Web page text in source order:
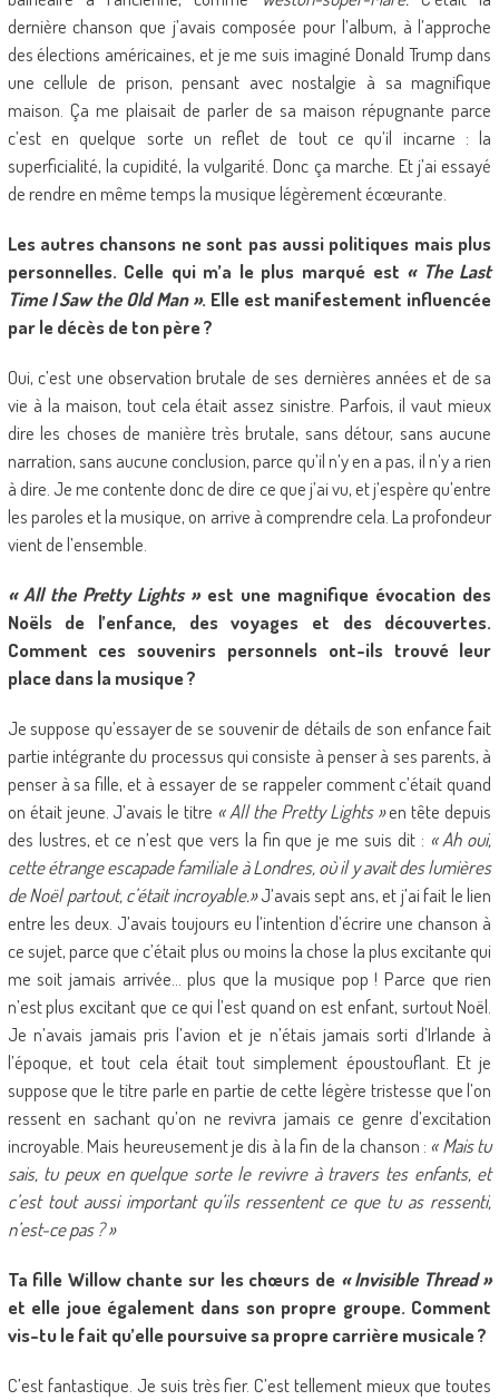
dernière chanson que j’avais composée pour l’album, à l’approche
des élections américaines, et je me suis imaginé Donald Trump dans
une cellule de prison, pensant avec nostalgie à sa magnifique
maison. Ça me plaisait de parler de sa maison répugnante parce
c’est en quelque sorte un reflet de tout ce qu’il incarne : la
superficialité, la cupidité, la vulgarité. Donc ça marche. Et j’ai essayé
de rendre en même temps la musique légèrement écœurante.
Les autres chansons ne sont pas aussi politiques mais plus
personnelles. Celle qui m’a le plus marqué est « The Last
Time I Saw the Old Man ». Elle est manifestement influencée
par le décès de ton père ?
Oui, c’est une observation brutale de ses dernières années et de sa
vie à la maison, tout cela était assez sinistre. Parfois, il vaut mieux
dire les choses de manière très brutale, sans détour, sans aucune
narration, sans aucune conclusion, parce qu’il n’y en a pas, il n’y a rien
à dire. Je me contente donc de dire ce que j’ai vu, et j’espère qu’entre
les paroles et la musique, on arrive à comprendre cela. La profondeur
vient de l’ensemble.
« All the Pretty Lights »est une magnifique évocation des
Noëls de l’enfance, des voyages et des découvertes.
Comment ces souvenirs personnels ont-ils trouvé leur
place dans la musique ?
Je suppose qu’essayer de se souvenir de détails de son enfance fait
partie intégrante du processus qui consiste à penser à ses parents, à
penser à sa fille, et à essayer de se rappeler comment c’était quand
on était jeune. J’avais le titre « All the Pretty Lights »en tête depuis
des lustres, et ce n’est que vers la fin que je me suis dit : « Ah oui,
cette étrange escapade familiale à Londres, où il y avait des lumières
de Noël partout, c’était incroyable.»J’avais sept ans, et j’ai fait le lien
entre les deux. J’avais toujours eu l’intention d’écrire une chanson à
ce sujet, parce que c’était plus ou moins la chose la plus excitante qui
me soit jamais arrivée… plus que la musique pop ! Parce que rien
n’est plus excitant que ce qui l’est quand on est enfant, surtout Noël.
Je n’avais jamais pris l’avion et je n’étais jamais sorti d’Irlande à
l’époque, et tout cela était tout simplement époustouflant. Et je
suppose que le titre parle en partie de cette légère tristesse que l’on
ressent en sachant qu’on ne revivra jamais ce genre d’excitation
incroyable. Mais heureusement je dis à la fin de la chanson : « Mais tu
sais, tu peux en quelque sorte le revivre à travers tes enfants, et
c’est tout aussi important qu’ils ressentent ce que tu as ressenti,
n’est-ce pas ? »
Ta fille Willow chante sur les chœurs de « Invisible Thread »
et elle joue également dans son propre groupe. Comment
vis-tu le fait qu’elle poursuive sa propre carrière musicale ?
C’est fantastique. Je suis très fier. C’est tellement mieux que toutes